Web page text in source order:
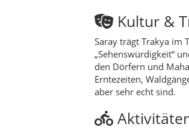
Reisetipps
Beste Tageszeit
am schönsten.
Schuhe: Für
Regen rutschig
Tee-Strategie: